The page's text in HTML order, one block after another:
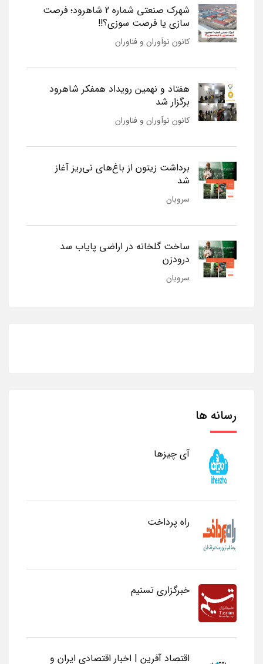
شهرک صنعتی شماره 2 شاهرود؛ فرصت
سازی یا فرصت سوزی؟!!
کانون نوآوران و فناوران
هفتاد و نهمین رویداد همفکر شاهرود
برگزار شد
کانون نوآوران و فناوران
برداشت زیتون از باغ‌های نی‌ریز آغاز
شد
سروبان
ساخت گلخانه در اراضی پایاب سد
درودزن
سروبان
رسانه ها
آی چیزها
راه پرداخت
خبرگزاری تسنیم
اقتصاد آفرین | اخبار اقتصادی ایران و